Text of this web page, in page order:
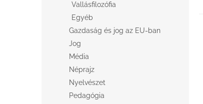
Vallásfilozófia
Egyéb
Gazdaság és jog az EU-ban
Jog
Média
Néprajz
Nyelvészet
Pedagógia